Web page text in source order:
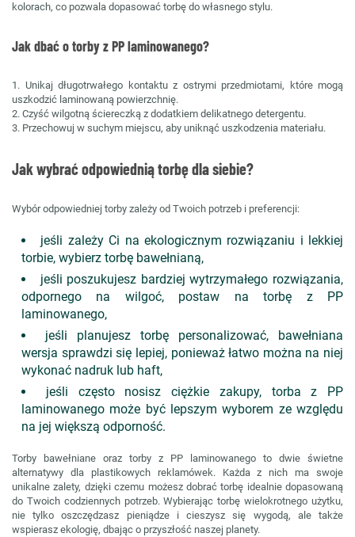
kolorach, co pozwala dopasować torbę do własnego stylu.
Jak dbać o torby z PP laminowanego?
1. Unikaj długotrwałego kontaktu z ostrymi przedmiotami, które mogą
uszkodzić laminowaną powierzchnię.
2. Czyść wilgotną ściereczką z dodatkiem delikatnego detergentu.
3. Przechowuj w suchym miejscu, aby uniknąć uszkodzenia materiału.
Jak wybrać odpowiednią torbę dla siebie?
Wybór odpowiedniej torby zależy od Twoich potrzeb i preferencji:
jeśli zależy Ci na ekologicznym rozwiązaniu i lekkiej
torbie, wybierz torbę bawełnianą,
jeśli poszukujesz bardziej wytrzymałego rozwiązania,
odpornego na wilgoć, postaw na torbę z PP
laminowanego,
jeśli planujesz torbę personalizować, bawełniana
wersja sprawdzi się lepiej, ponieważ łatwo można na niej
wykonać nadruk lub haft,
jeśli często nosisz ciężkie zakupy, torba z PP
laminowanego może być lepszym wyborem ze względu
na jej większą odporność.
Torby bawełniane oraz torby z PP laminowanego to dwie świetne
alternatywy dla plastikowych reklamówek. Każda z nich ma swoje
unikalne zalety, dzięki czemu możesz dobrać torbę idealnie dopasowaną
do Twoich codziennych potrzeb. Wybierając torbę wielokrotnego użytku,
nie tylko oszczędzasz pieniądze i cieszysz się wygodą, ale także
wspierasz ekologię, dbając o przyszłość naszej planety.